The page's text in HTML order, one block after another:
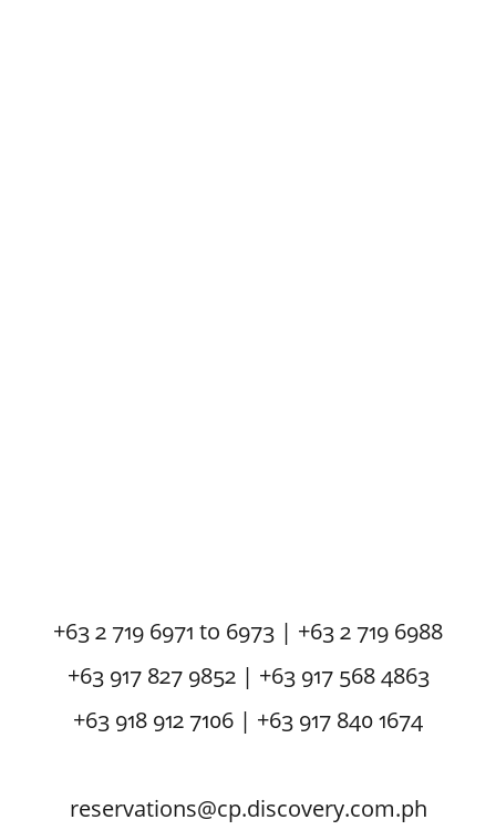
+63 2 719 6971 to 6973 | +63 2 719 6988
+63 917 827 9852 | +63 917 568 4863
+63 918 912 7106 | +63 917 840 1674
reservations@cp.discovery.com.ph